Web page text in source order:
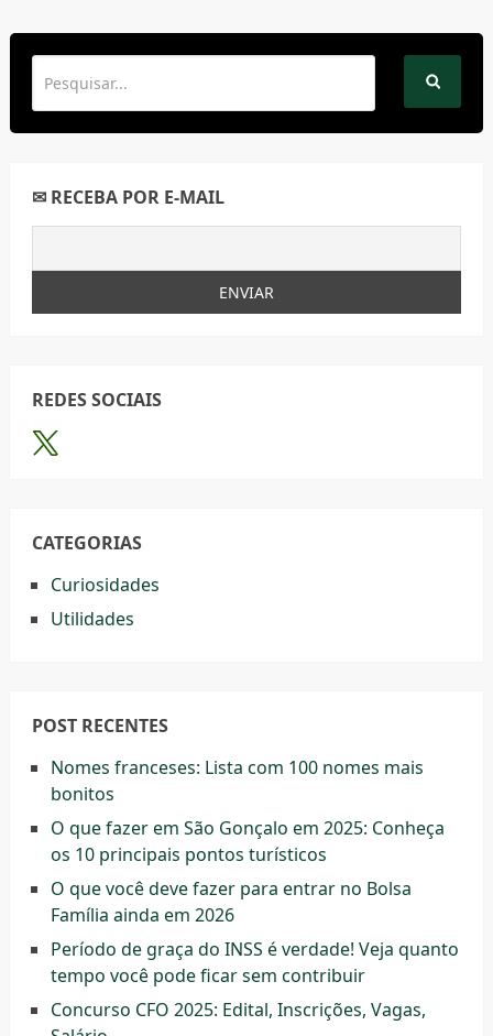
✉ RECEBA POR E-MAIL
REDES SOCIAIS
CATEGORIAS
Curiosidades
Utilidades
POST RECENTES
Nomes franceses: Lista com 100 nomes mais
bonitos
O que fazer em São Gonçalo em 2025: Conheça
os 10 principais pontos turísticos
O que você deve fazer para entrar no Bolsa
Família ainda em 2026
Período de graça do INSS é verdade! Veja quanto
tempo você pode ficar sem contribuir
Concurso CFO 2025: Edital, Inscrições, Vagas,